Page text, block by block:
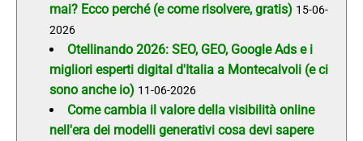
mai? Ecco perché (e come risolvere, gratis) 15-06-
2026
Otellinando 2026: SEO, GEO, Google Ads e i
migliori esperti digital d'Italia a Montecalvoli (e ci
sono anche io) 11-06-2026
Come cambia il valore della visibilità online
nell'era dei modelli generativi cosa devi sapere